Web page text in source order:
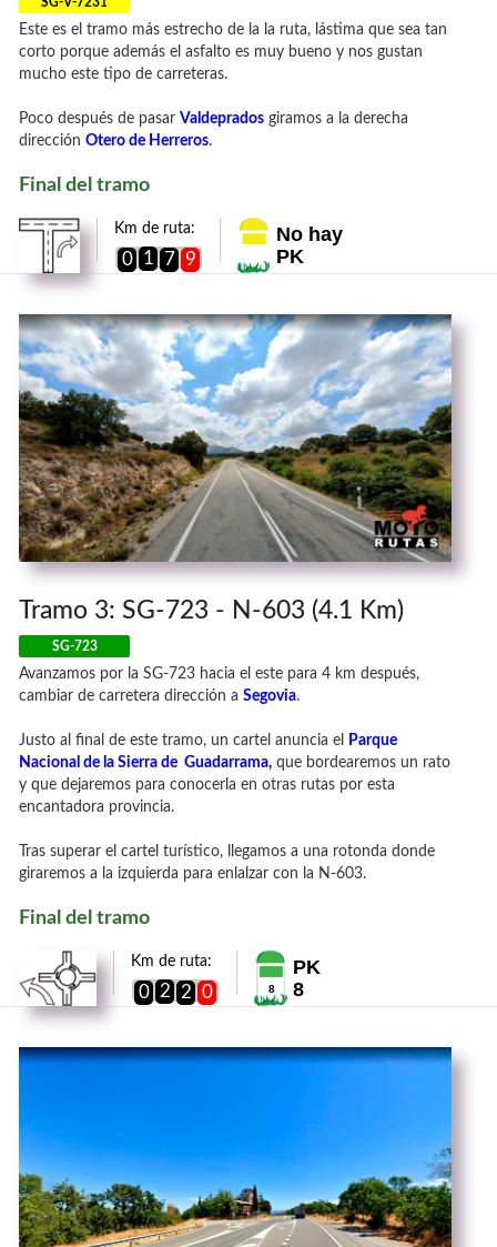
Este es el tramo más estrecho de la la ruta, lástima que sea tan
corto porque además el asfalto es muy bueno y nos gustan
mucho este tipo de carreteras.
Poco después de pasar Valdeprados giramos a la derecha
dirección Otero de Herreros.
Final del tramo
Km de ruta:
0 1 7 9
No hay
PK
Tramo 3: SG-723 - N-603 (4.1 Km)
SG-723
Avanzamos por la SG-723 hacia el este para 4 km después,
cambiar de carretera dirección a Segovia.
Justo al final de este tramo, un cartel anuncia el
Parque
Nacional de la Sierra de Guadarrama, que bordearemos un rato
y que dejaremos para conocerla en otras rutas por esta
encantadora provincia.
Tras superar el cartel turístico, llegamos a una rotonda donde
giraremos a la izquierda para enlalzar con la N-603.
Final del tramo
Km de ruta:
0 2 2 0 8
PK
8